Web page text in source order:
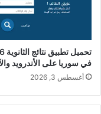
في سوريا على الأندرويد
أغسطس 3, 2026